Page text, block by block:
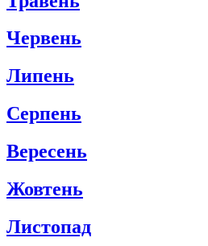
Червень
Липень
Серпень
Вересень
Жовтень
Листопад